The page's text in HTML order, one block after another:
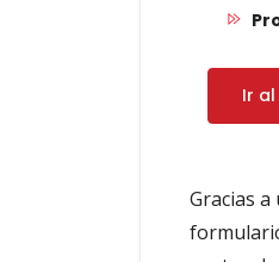
Ir
Gracias